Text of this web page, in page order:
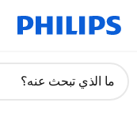
دعم
ما الذي تبحث عنه؟